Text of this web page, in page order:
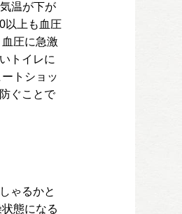
温が下が
以上も血圧
圧に急激
トイレに
トショッ
ぐことで
ゃるかと
態になる